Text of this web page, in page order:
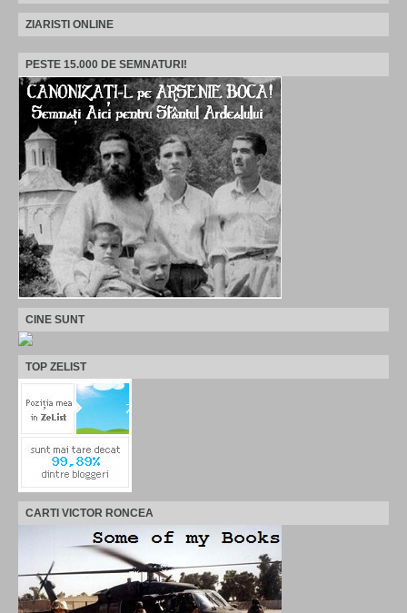
ZIARISTI ONLINE
PESTE 15.000 DE SEMNATURI!
CINE SUNT
TOP ZELIST
CARTI VICTOR RONCEA